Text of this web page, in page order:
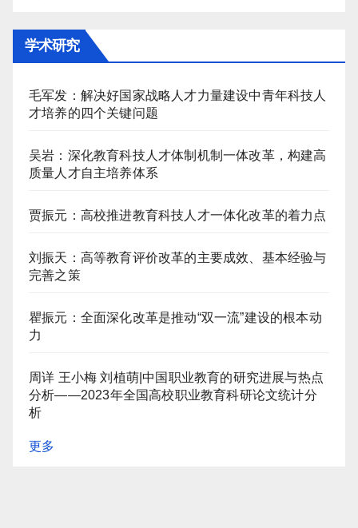
学术研究
毛军发：解决好国家战略人才力量建设中青年科技人
才培养的四个关键问题
吴岩：深化教育科技人才体制机制一体改革，构建高
质量人才自主培养体系
贾振元：高校推进教育科技人才一体化改革的着力点
刘振天：高等教育评价改革的主要成效、基本经验与
完善之策
瞿振元：全面深化改革是推动“双一流”建设的根本动
力
周详 王小梅 刘植萌|中国职业教育的研究进展与热点
分析——2023年全国高校职业教育科研论文统计分
析
更多